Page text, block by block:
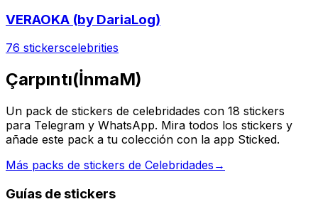
VERAOKA (by DariaLog)
76 stickerscelebrities
Çarpıntı(İnmaM)
Un pack de stickers de celebridades con 18 stickers
para Telegram y WhatsApp. Mira todos los stickers y
añade este pack a tu colección con la app Sticked.
Más packs de stickers de Celebridades →
Guías de stickers